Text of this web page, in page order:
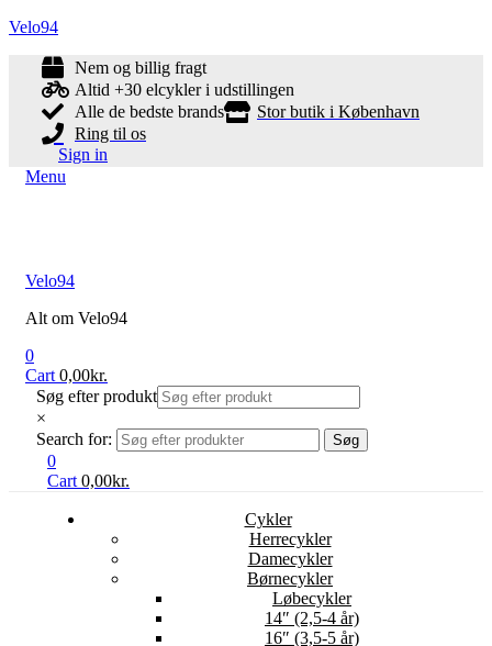
Velo94
Nem og billig fragt
Altid +30 elcykler i udstillingen
Alle de bedste brands
Stor butik i København
Ring til os
Sign in
Menu
Velo94
Alt om Velo94
0
Cart 0,00kr.
Søg efter produkt
×
Search for:
Søg
0
Cart 0,00kr.
Cykler
Herrecykler
Damecykler
Børnecykler
Løbecykler
14″ (2,5-4 år)
16″ (3,5-5 år)